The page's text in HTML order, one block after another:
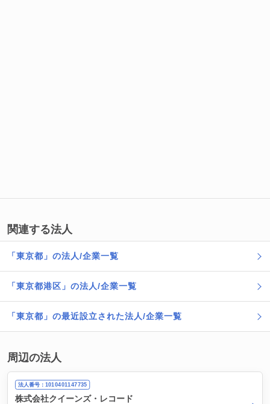
関連する法人
「東京都」の法人/企業一覧
「東京都港区」の法人/企業一覧
「東京都」の最近設立された法人/企業一覧
周辺の法人
法人番号：1010401147735
株式会社クイーンズ・レコード